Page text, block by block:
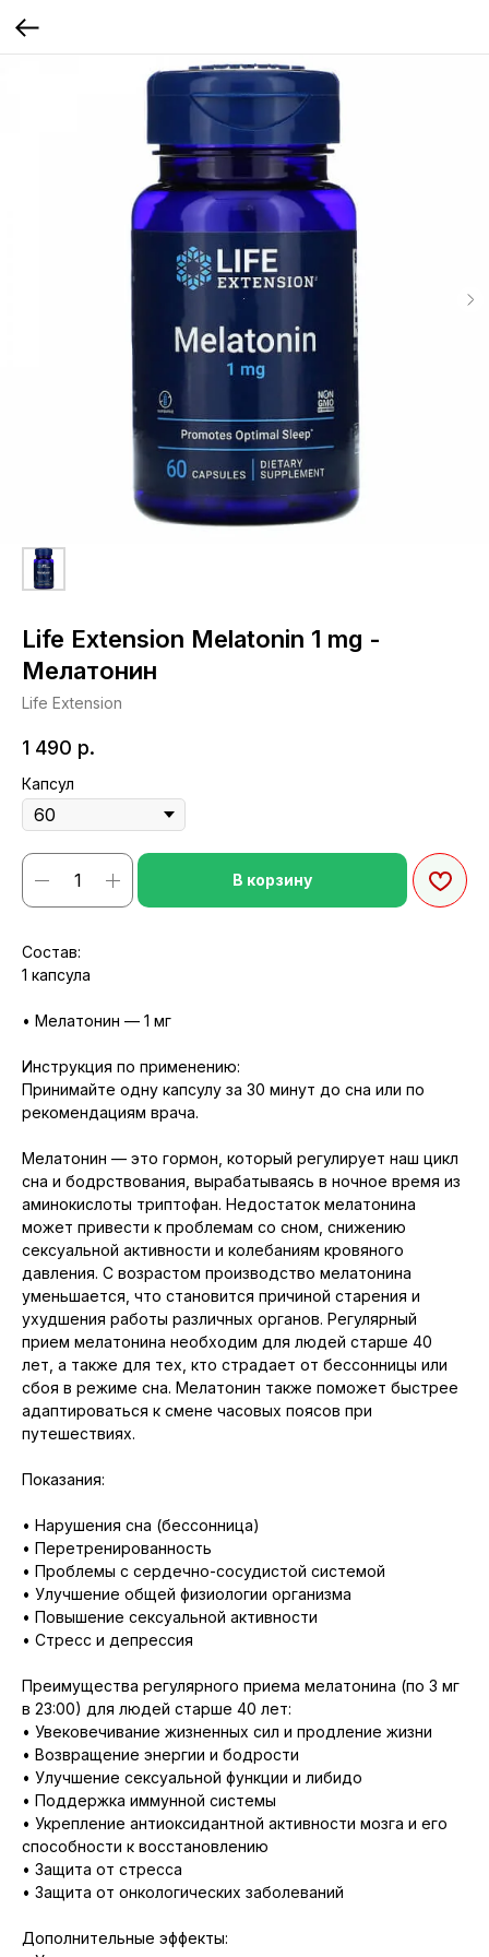
Life Extension Melatonin 1 mg -
Мелатонин
Life Extension
1 490 р.
Капсул
В корзину
Состав:
1 капсула
• Мелатонин — 1 мг
Инструкция по применению:
Принимайте одну капсулу за 30 минут до сна или по
рекомендациям врача.
Мелатонин — это гормон, который регулирует наш цикл
сна и бодрствования, вырабатываясь в ночное время из
аминокислоты триптофан. Недостаток мелатонина
может привести к проблемам со сном, снижению
сексуальной активности и колебаниям кровяного
давления. С возрастом производство мелатонина
уменьшается, что становится причиной старения и
ухудшения работы различных органов. Регулярный
прием мелатонина необходим для людей старше 40
лет, а также для тех, кто страдает от бессонницы или
сбоя в режиме сна. Мелатонин также поможет быстрее
адаптироваться к смене часовых поясов при
путешествиях.
Показания:
• Нарушения сна (бессонница)
• Перетренированность
• Проблемы с сердечно-сосудистой системой
• Улучшение общей физиологии организма
• Повышение сексуальной активности
• Стресс и депрессия
Преимущества регулярного приема мелатонина (по 3 мг
в 23:00) для людей старше 40 лет:
• Увековечивание жизненных сил и продление жизни
• Возвращение энергии и бодрости
• Улучшение сексуальной функции и либидо
• Поддержка иммунной системы
• Укрепление антиоксидантной активности мозга и его
способности к восстановлению
• Защита от стресса
• Защита от онкологических заболеваний
Дополнительные эффекты: